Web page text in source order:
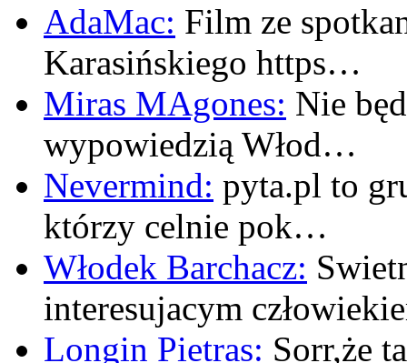
AdaMac: Film ze
Karasińskiego https…
Miras MAgones: Nie
wypowiedzią Włod…
Nevermind: pyta.pl to
którzy celnie pok…
Włodek Barchacz:
interesujacym
Longin Pietras: Sorr,że